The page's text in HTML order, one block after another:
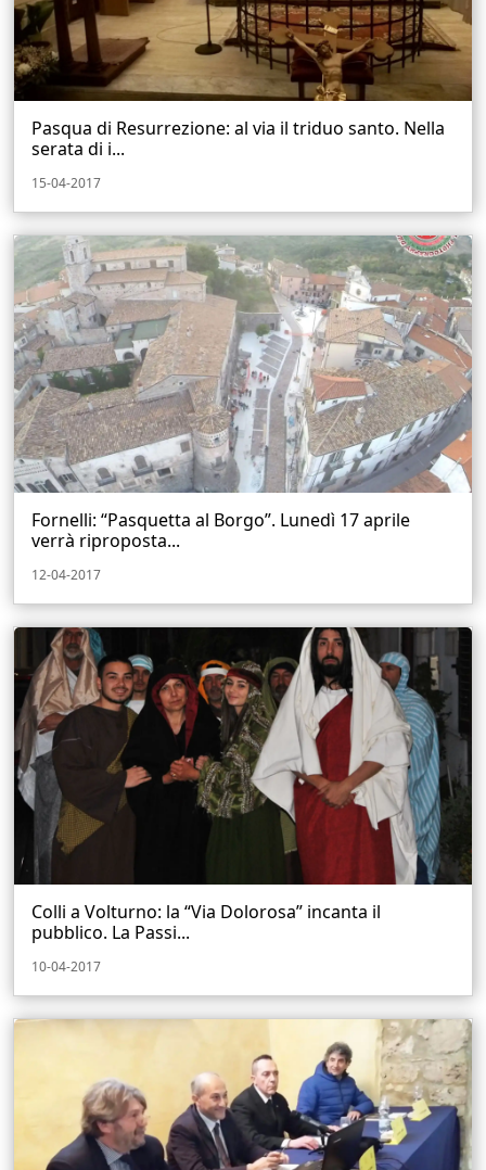
Pasqua di Resurrezione: al via il triduo santo. Nella
serata di i...
15-04-2017
Fornelli: “Pasquetta al Borgo”. Lunedì 17 aprile
verrà riproposta...
12-04-2017
Colli a Volturno: la “Via Dolorosa” incanta il
pubblico. La Passi...
10-04-2017